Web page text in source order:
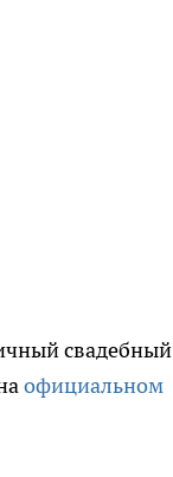
свадебный
официальном